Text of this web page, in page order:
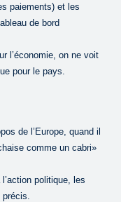
paiements) et les
de bord
l’économie, on ne voit
pour le pays.
de l’Europe, quand il
comme un cabri»
politique, les